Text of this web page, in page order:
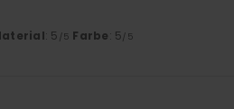
: 5 /5 Farbe: 5/5